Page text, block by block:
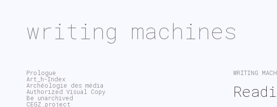
writing machines
WRITING
Prologue
Art_h-Index
Archéologie des média
Authorized Visual Copy
Be unarchived
CEGZ.project